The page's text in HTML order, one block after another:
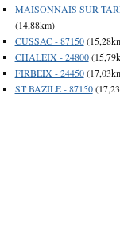
MAISONNAIS SUR
(14,88km)
CUSSAC - 87150
CHALEIX - 24800
FIRBEIX - 24450
ST BAZILE - 87150